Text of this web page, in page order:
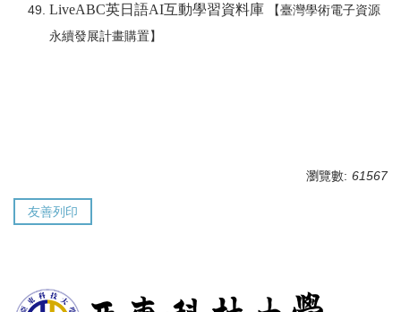
LiveABC英日語AI互動學習資料庫 【臺灣學術電子資源
永續發展計畫購置】
瀏覽數: 61567
友善列印